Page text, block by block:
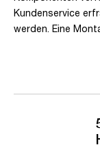
Kundenservice
werden. Eine